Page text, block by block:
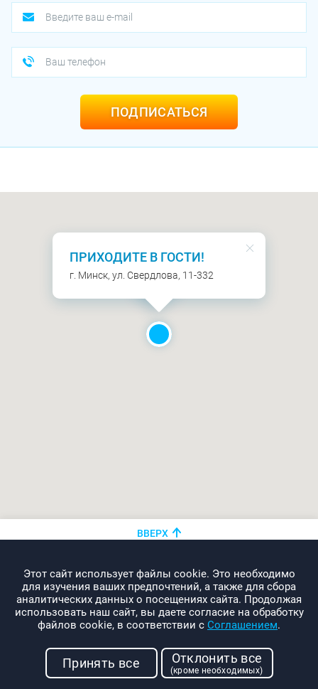
ПОДПИСАТЬСЯ
ПРИХОДИТЕ В ГОСТИ!
г. Минск, ул. Свердлова, 11-332
Этот сайт использует файлы cookie. Это необходимо
для изучения ваших предпочтений, а также для сбора
аналитических данных о посещениях сайта. Продолжая
использовать наш сайт, вы даете согласие на обработку
файлов cookie, в соответствии с Соглашением.
Принять все Отклонить все
(кроме необходимых)
ВВЕРХ
info@promo-webcom.by
© 2000-2026. Webcom Performance
г. Минск, ул. Свердлова, 11-332
УНП: 190437288